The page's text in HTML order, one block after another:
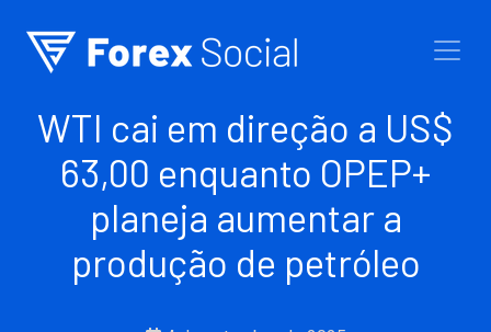
WTI cai em direção a US$
63,00 enquanto OPEP+
planeja aumentar a
produção de petróleo